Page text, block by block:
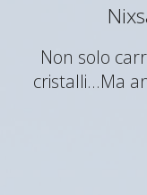
Non solo
cristalli...Ma